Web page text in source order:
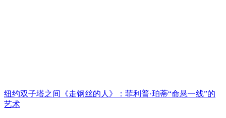
纽约双子塔之间《走钢丝的人》：菲利普·珀蒂“命悬一线”的
艺术